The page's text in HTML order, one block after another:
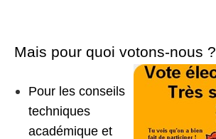
Mais pour quoi votons-nous ?
Pour les conseils
techniques
académique et